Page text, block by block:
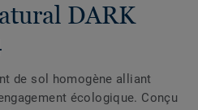
DARK
de sol homogène alliant
écologique. Conçu